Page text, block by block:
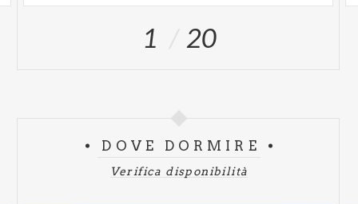
1 20
DOVE DORMIRE
Verifica disponibilità